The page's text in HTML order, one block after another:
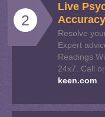
2
Live
Accuracy
Resolve
Expert
Readings
24x7. Call
keen.com